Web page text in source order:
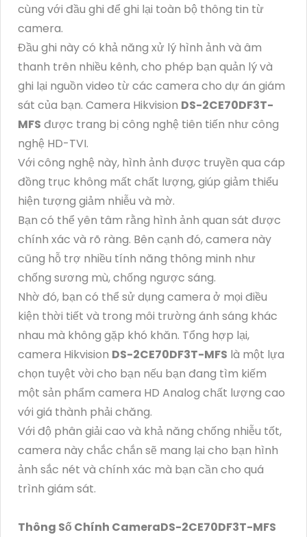
cùng với đầu ghi để ghi lại toàn bộ thông tin từ
camera.
Đầu ghi này có khả năng xử lý hình ảnh và âm
thanh trên nhiều kênh, cho phép bạn quản lý và
ghi lại nguồn video từ các camera cho dự án giám
sát của bạn. Camera Hikvision DS-2CE70DF3T-
MFS được trang bị công nghệ tiên tiến như công
nghệ HD-TVI.
Với công nghệ này, hình ảnh được truyền qua cáp
đồng trục không mất chất lượng, giúp giảm thiểu
hiện tượng giảm nhiễu và mờ.
Bạn có thể yên tâm rằng hình ảnh quan sát được
chính xác và rõ ràng. Bên cạnh đó, camera này
cũng hỗ trợ nhiều tính năng thông minh như
chống sương mù, chống ngược sáng.
Nhờ đó, bạn có thể sử dụng camera ở mọi điều
kiện thời tiết và trong môi trường ánh sáng khác
nhau mà không gặp khó khăn. Tổng hợp lại,
camera Hikvision DS-2CE70DF3T-MFS là một lựa
chọn tuyệt vời cho bạn nếu bạn đang tìm kiếm
một sản phẩm camera HD Analog chất lượng cao
với giá thành phải chăng.
Với độ phân giải cao và khả năng chống nhiễu tốt,
camera này chắc chắn sẽ mang lại cho bạn hình
ảnh sắc nét và chính xác mà bạn cần cho quá
trình giám sát.
Thông Số Chính CameraDS-2CE70DF3T-MFS